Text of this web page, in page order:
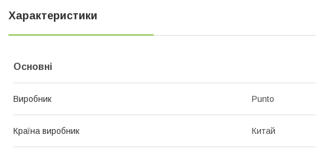
Характеристики
Основні
Виробник Punto
Країна виробник Китай